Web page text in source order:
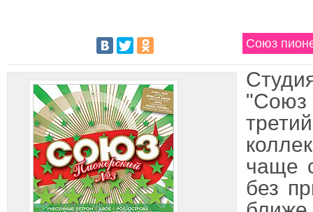
Союз
"Союз
чаще
без